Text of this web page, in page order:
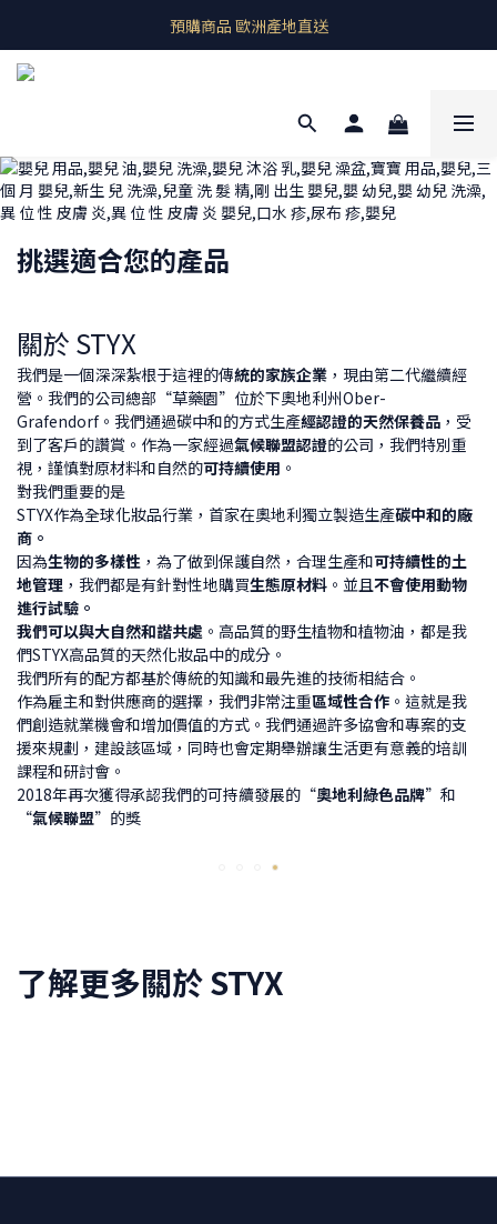
即期良品上架  最新優惠快帶回家
預購商品 歐洲產地直送
挑選適合您的產品
關於 STYX
我們是一個深深紮根于這裡的傳統的家族企業 ，現由第二代繼續經
營。我們的公司總部“草藥園”位於下奧地利州Ober-
Grafendorf。我們通過碳中和的方式生產經認證的天然保養品 ，受
到了客戶的讚賞。作為一家經過氣候聯盟認證的公司，我們特別重
視，謹慎對原材料和自然的可持續使用 。
對我們重要的是
STYX作為全球化妝品行業，首家在奧地利獨立製造生產碳中和的廠
商。
因為生物的多樣性 ，為了做到保護自然，合理生產和可持續性的土
地管理 ，我們都是有針對性地購買生態原材料 。並且不會使用動物
進行試驗。
我們可以與大自然和諧共處 。高品質的野生植物和植物油，都是我
們STYX高品質的天然化妝品中的成分。
我們所有的配方都基於傳統的知識和最先進的技術相結合。
作為雇主和對供應商的選擇，我們非常注重區域性合作 。這就是我
們創造就業機會和增加價值的方式。我們通過許多協會和專案的支
援來規劃，建設該區域，同時也會定期舉辦讓生活更有意義的培訓
課程和研討會。
2018年再次獲得承認我們的可持續發展的“奧地利綠色品牌”和
“氣候聯盟”的獎
了解更多關於 STYX